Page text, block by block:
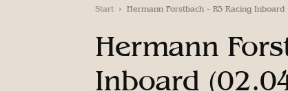
Start Hermann Forstbach - R5 Racing Inboard
Hermann
Inboard